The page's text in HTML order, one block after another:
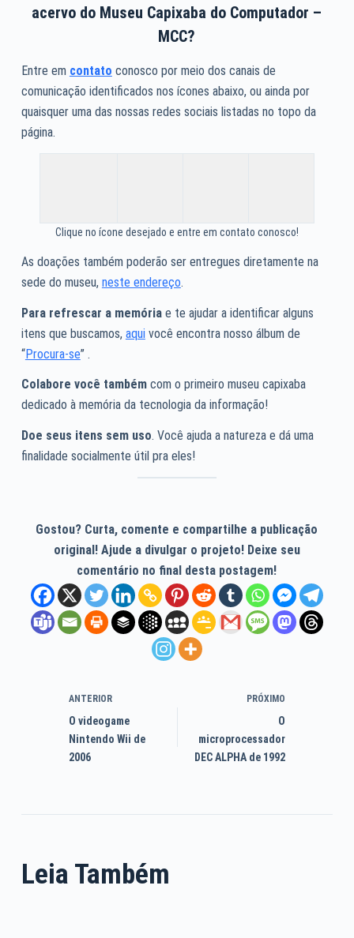
acervo do Museu Capixaba do Computador –
MCC?
Entre em contato conosco por meio dos canais de
comunicação identificados nos ícones abaixo, ou ainda por
quaisquer uma das nossas redes sociais listadas no topo da
página.
Clique no ícone desejado e entre em contato conosco!
As doações também poderão ser entregues diretamente na
sede do museu, neste endereço.
Para refrescar a memóriae te ajudar a identificar alguns
itens que buscamos, aquivocê encontra nosso álbum de
“Procura-se” .
Colabore você tambémcom o primeiro museu capixaba
dedicado à memória da tecnologia da informação!
Doe seus itens sem uso. Você ajuda a natureza e dá uma
finalidade socialmente útil pra eles!
Gostou? Curta, comente e compartilhe a publicação
original! Ajude a divulgar o projeto! Deixe seu
comentário no final desta postagem!
ANTERIOR
O videogame
Nintendo Wii de
2006
PRÓXIMO
O
microprocessador
DEC ALPHA de 1992
Leia Também